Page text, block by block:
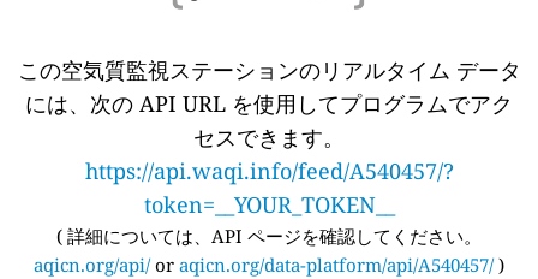
この空気質監視ステーションのリアルタイム データ
には、次の API URL を使用してプログラムでアク
セスできます。
https://api.waqi.info/feed/A540457/?
token=__YOUR_TOKEN__
( 詳細については、API ページを確認してください。
aqicn.org/api/or aqicn.org/data-platform/api/A540457/)